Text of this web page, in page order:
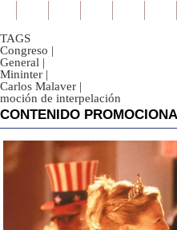
TAGS
Congreso |
General |
Mininter |
Carlos Malaver |
moción de interpelación